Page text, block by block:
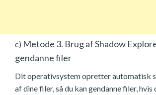
c) Metode 3. Brug af Shadow
gendanne filer
Dit operativsystem opretter automatisk
af dine filer, så du kan gendanne filer,